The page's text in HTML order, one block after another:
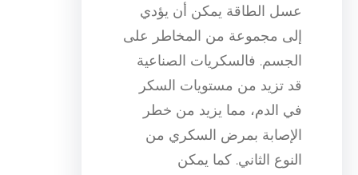
عسل الطاقة يمكن أن يؤدي
إلى مجموعة من المخاطر على
الجسم. فالسكريات الصناعية
قد تزيد من مستويات السكر
في الدم، مما يزيد من خطر
الإصابة بمرض السكري من
النوع الثاني. كما يمكن